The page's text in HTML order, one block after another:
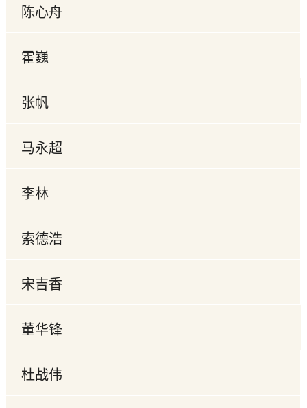
陈心舟
霍巍
张帆
马永超
李林
索德浩
宋吉香
董华锋
杜战伟